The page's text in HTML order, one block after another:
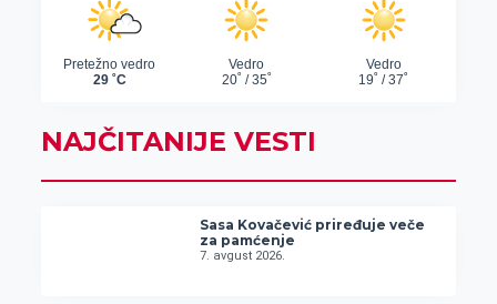
NAJČITANIJE VESTI
Sasa Kovačević priređuje veče
za pamćenje
7. avgust 2026.